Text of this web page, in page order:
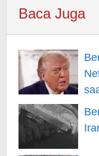
Baca Juga